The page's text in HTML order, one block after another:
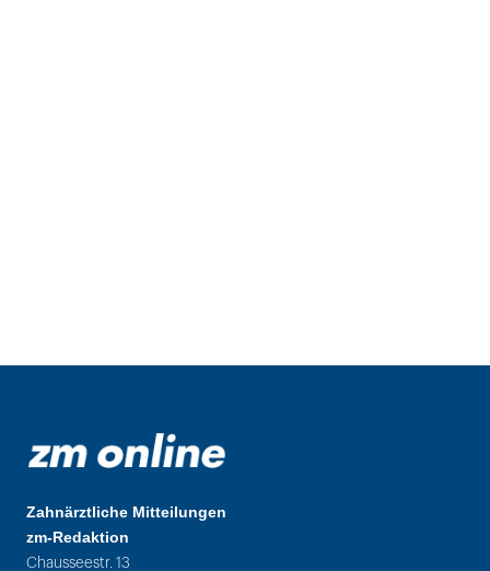
Zahnärztliche Mitteilungen
zm-Redaktion
Chausseestr. 13